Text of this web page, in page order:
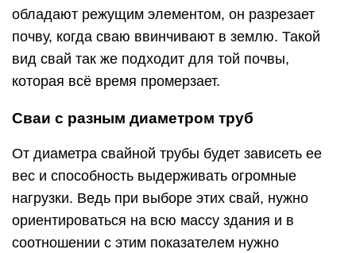
обладают режущим элементом, он разрезает
почву, когда сваю ввинчивают в землю. Такой
вид свай так же подходит для той почвы,
которая всё время промерзает.
Сваи с разным диаметром труб
От диаметра свайной трубы будет зависеть ее
вес и способность выдерживать огромные
нагрузки. Ведь при выборе этих свай, нужно
ориентироваться на всю массу здания и в
соотношении с этим показателем нужно